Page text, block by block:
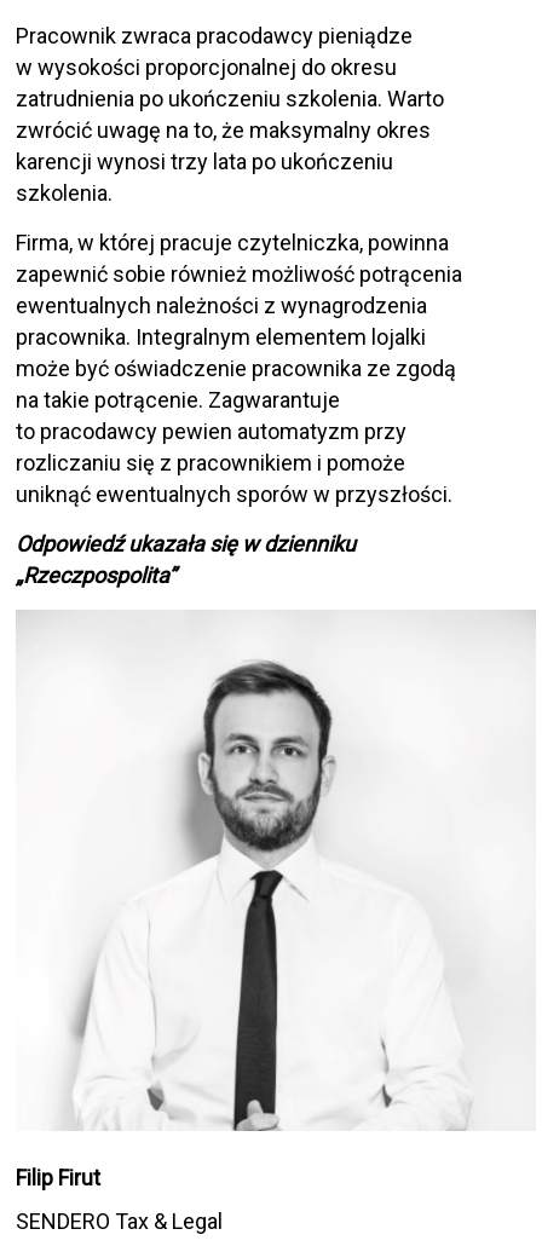
Pracownik zwraca pracodawcy pieniądze
w wysokości proporcjonalnej do okresu
zatrudnienia po ukończeniu szkolenia. Warto
zwrócić uwagę na to, że maksymalny okres
karencji wynosi trzy lata po ukończeniu
szkolenia.
Firma, w której pracuje czytelniczka, powinna
zapewnić sobie również możliwość potrącenia
ewentualnych należności z wynagrodzenia
pracownika. Integralnym elementem lojalki
może być oświadczenie pracownika ze zgodą
na takie potrącenie. Zagwarantuje
to pracodawcy pewien automatyzm przy
rozliczaniu się z pracownikiem i pomoże
uniknąć ewentualnych sporów w przyszłości.
Odpowiedź ukazała się w dzienniku
„Rzeczpospolita”
Filip Firut
SENDERO Tax & Legal